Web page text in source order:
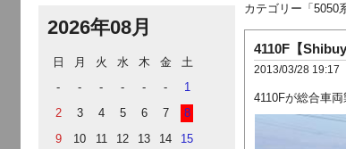
2026年08月
日 月 火 水 木 金
土
-
- - - - -
1
2
3 4 5 6 7
8
9
10 11 12 13 14
15
カテゴリー「5050
4110F【
2013/03/28 19:17
4110Fが総合車